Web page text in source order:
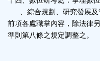
、綜合規劃、研究發展及
前項各處職掌內容，除法律
準則第八條之規定調整之。